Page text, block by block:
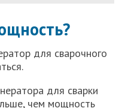
для сварочного
для сварки
чем мощность